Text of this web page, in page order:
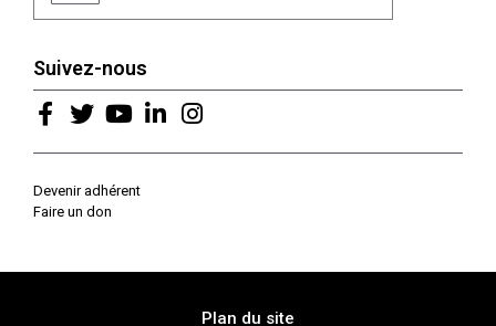
Suivez-nous
Devenir adhérent
Faire un don
Plan du site